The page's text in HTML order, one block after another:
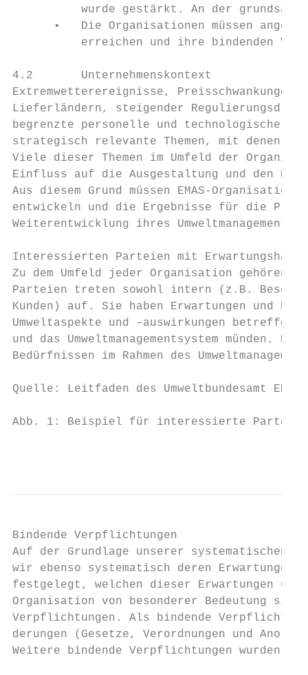
wurde gestärkt. An der
•   Die Organisationen müssen
erreichen und ihre bindenden
4.2       Unternehmenskontext
Extremwetterereignisse,
Lieferländern, steigender
begrenzte personelle und technologische
strategisch relevante Themen, mit denen
Viele dieser Themen im Umfeld der
Einfluss auf die Ausgestaltung und den
Aus diesem Grund müssen EMAS-
entwickeln und die Ergebnisse für die
Weiterentwicklung ihres
Interessierten Parteien mit
Zu dem Umfeld jeder Organisation
Parteien treten sowohl intern (z.B.
Kunden) auf. Sie haben Erwartungen und
Umweltaspekte und –auswirkungen
und das Umweltmanagementsystem
Bedürfnissen im Rahmen des
Quelle: Leitfaden des Umweltbundesamt
Abb. 1: Beispiel für interessierte Parteien
Bindende Verpflichtungen
Auf der Grundlage unserer systematischen
wir ebenso systematisch deren
festgelegt, welchen dieser Erwartungen
Organisation von besonderer Bedeutung
Verpflichtungen. Als bindende
derungen (Gesetze, Verordnungen und
Weitere bindende Verpflichtungen wurden